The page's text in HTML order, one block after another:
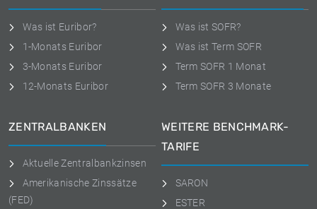
Was ist Euribor?
1-Monats Euribor
3-Monats Euribor
12-Monats Euribor
Was ist SOFR?
Was ist Term SOFR
Term SOFR 1 Monat
Term SOFR 3 Monate
ZENTRALBANKEN
Aktuelle Zentralbankzinsen
Amerikanische Zinssätze
(FED)
WEITERE BENCHMARK-
TARIFE
SARON
ESTER